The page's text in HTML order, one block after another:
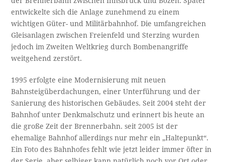
entwickelte sich die Anlage zunehmend zu einem
wichtigen Güter- und Militärbahnhof. Die umfangreichen
Gleisanlagen zwischen Freienfeld und Sterzing wurden
jedoch im Zweiten Weltkrieg durch Bombenangriffe
weitgehend zerstört.
1995 erfolgte eine Modernisierung mit neuen
Bahnsteigüberdachungen, einer Unterführung und der
Sanierung des historischen Gebäudes. Seit 2004 steht der
Bahnhof unter Denkmalschutz und erinnert bis heute an
die große Zeit der Brennerbahn. seit 2005 ist der
ehemalige Bahnhof allerdings nur mehr ein „Haltepunkt“.
Ein Foto des Bahnhofes fehlt wie jetzt leider immer öfter in